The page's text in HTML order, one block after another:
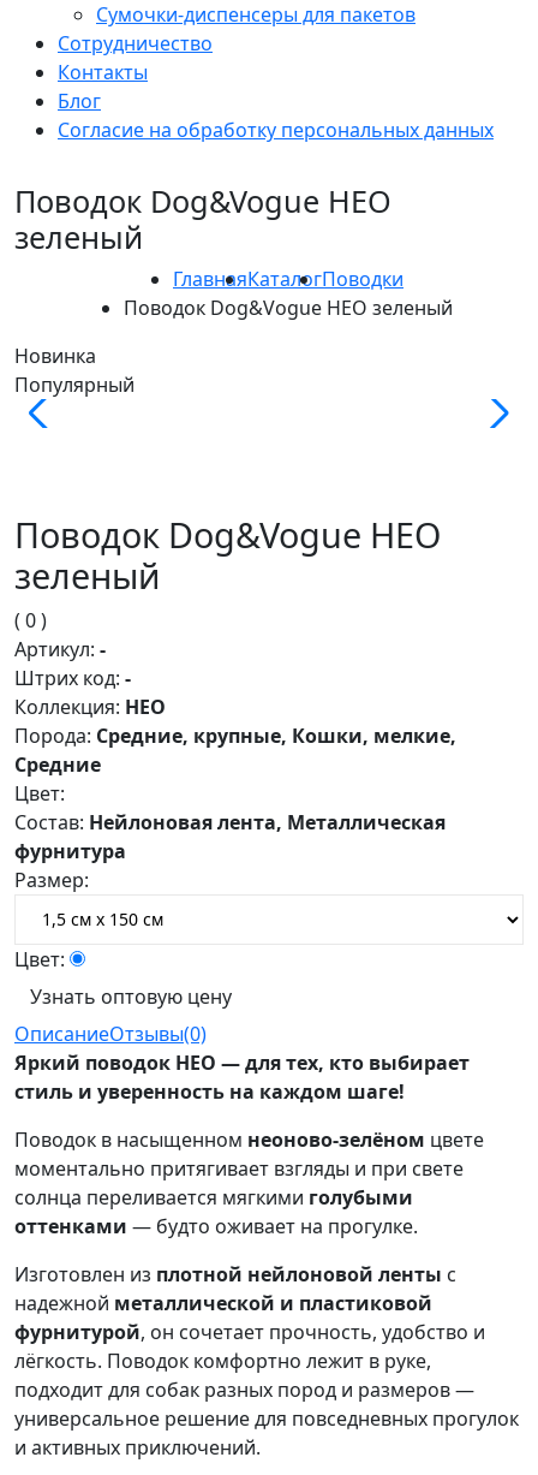
Сумочки-диспенсеры для пакетов
Сотрудничество
Контакты
Блог
Согласие на обработку персональных данных
Поводок Dog&Vogue НЕО
зеленый
ГлавнаяКаталогПоводки
Поводок Dog&Vogue НЕО зеленый
Новинка
Популярный
Поводок Dog&Vogue НЕО
зеленый
( 0 )
Артикул: -
Штрих код: -
Коллекция: НЕО
Порода: Средние, крупные, Кошки, мелкие,
Средние
Цвет:
Состав: Нейлоновая лента, Металлическая
фурнитура
Размер:
Цвет:
Узнать оптовую цену
ОписаниеОтзывы(0)
Яркий поводок НЕО — для тех, кто выбирает
стиль и уверенность на каждом шаге!
Поводок в насыщенном неоново-зелёном цвете
моментально притягивает взгляды и при свете
солнца переливается мягкими голубыми
оттенками — будто оживает на прогулке.
Изготовлен из плотной нейлоновой ленты с
надежной металлической и пластиковой
фурнитурой, он сочетает прочность, удобство и
лёгкость. Поводок комфортно лежит в руке,
подходит для собак разных пород и размеров —
универсальное решение для повседневных прогулок
и активных приключений.